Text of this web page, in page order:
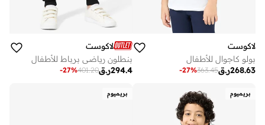
لاكوست
بولو كاجوال للأطفال
ر.ق268.63
363.45
-27%
لاكوست
بنطلون رياضي برباط للأطفال
ر.ق294.4
401.20
-27%
بريميوم بريميوم